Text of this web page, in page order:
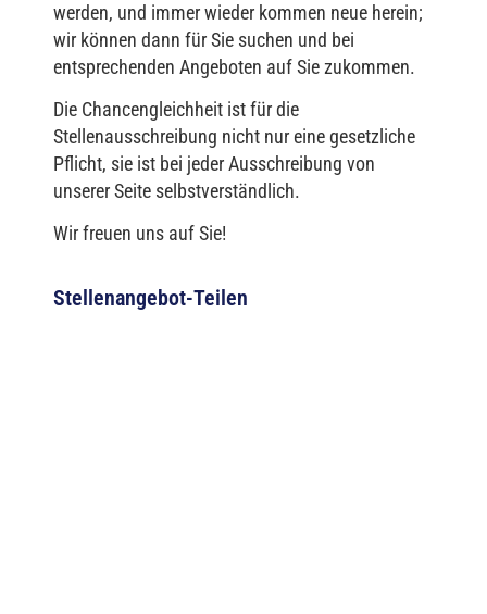
werden, und immer wieder kommen neue herein;
wir können dann für Sie suchen und bei
entsprechenden Angeboten auf Sie zukommen.
Die Chancengleichheit ist für die
Stellenausschreibung nicht nur eine gesetzliche
Pflicht, sie ist bei jeder Ausschreibung von
unserer Seite selbstverständlich.
Wir freuen uns auf Sie!
Stellenangebot-Teilen